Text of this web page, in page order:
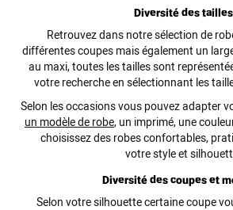
Diversité des tailles
Retrouvez dans notre sélection de
différentescoupesmais également un
au maxi, toutes les tailles sont
votre recherche en sélectionnant les
Selon lesoccasionsvous pouvez adapter
un modèle de robe, un imprimé, une
choisissez des robesconfortables,
votrestyleet
Diversité des coupes et
Selon votre silhouette certainecoupe